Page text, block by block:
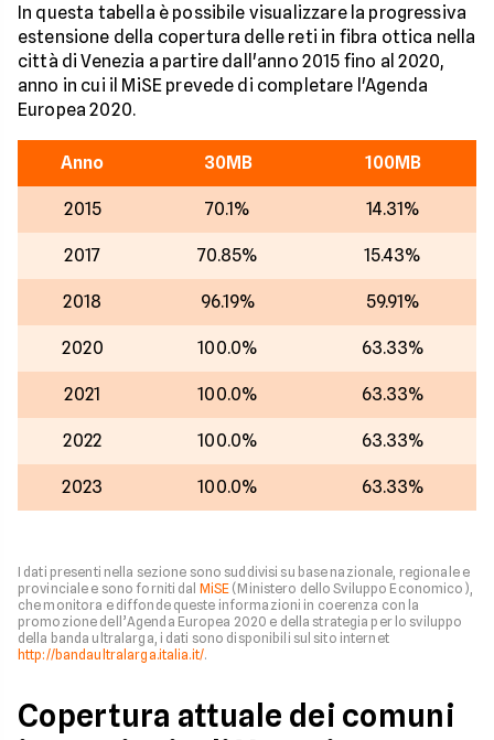
In questa tabella è possibile visualizzare la progressiva
estensione della copertura delle reti in fibra ottica nella
città di Venezia a partire dall'anno 2015 fino al 2020,
anno in cui il MiSE prevede di completare l'Agenda
Europea 2020.
Anno 30MB 100MB
2015 70.1% 14.31%
2017 70.85% 15.43%
2018 96.19% 59.91%
2020 100.0% 63.33%
2021 100.0% 63.33%
2022 100.0% 63.33%
2023 100.0% 63.33%
I dati presenti nella sezione sono suddivisi su base nazionale, regionale e
provinciale e sono forniti dal MiSE (Ministero dello Sviluppo Economico),
che monitora e diffonde queste informazioni in coerenza con la
promozione dell’Agenda Europea 2020 e della strategia per lo sviluppo
della banda ultralarga, i dati sono disponibili sul sito internet
http://bandaultralarga.italia.it/.
Copertura attuale dei comuni